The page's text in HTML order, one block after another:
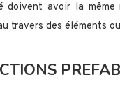
doivent avoir la
travers des éléments